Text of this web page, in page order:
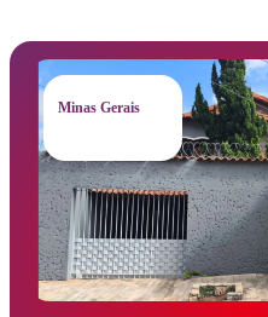
Minas Gerais